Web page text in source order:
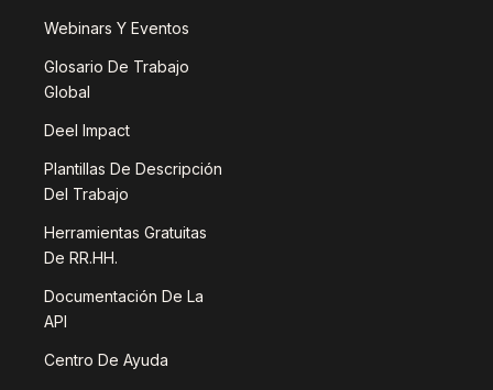
Webinars Y Eventos
Glosario De Trabajo
Global
Deel Impact
Plantillas De Descripción
Del Trabajo
Herramientas Gratuitas
De RR.HH.
Documentación De La
API
Centro De Ayuda